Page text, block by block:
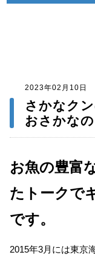
2023年02月10日
さかなク
おさかな
お魚の豊富
たトークで
です。
2015年3月には東京